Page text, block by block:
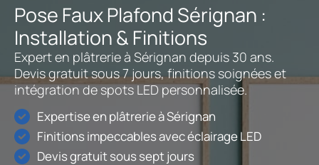
Pose Faux Plafond Sérignan :
Installation & Finitions
Expert en plâtrerie à Sérignan depuis 30 ans.
Devis gratuit sous 7 jours, finitions soignées et
intégration de spots LED personnalisée.
Expertise en plâtrerie à Sérignan
Finitions impeccables avec éclairage LED
Devis gratuit sous sept jours